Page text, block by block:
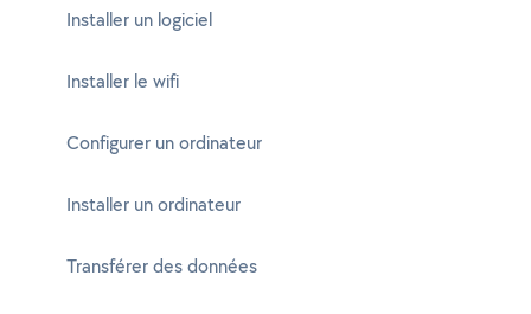
Installer un logiciel
Installer le wifi
Configurer un ordinateur
Installer un ordinateur
Transférer des données